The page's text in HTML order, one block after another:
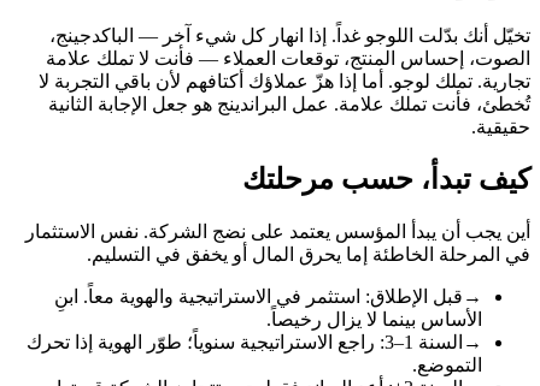
تخيّل أنك بدّلت اللوجو غداً. إذا انهار كل شيء آخر — الباكدجينج،
الصوت، إحساس المنتج، توقعات العملاء — فأنت لا تملك علامة
تجارية. تملك لوجو. أما إذا هزّ عملاؤك أكتافهم لأن باقي التجربة لا
تُخطئ، فأنت تملك علامة. عمل البراندينج هو جعل الإجابة الثانية
حقيقية.
كيف تبدأ، حسب مرحلتك
أين يجب أن يبدأ المؤسس يعتمد على نضج الشركة. نفس الاستثمار
في المرحلة الخاطئة إما يحرق المال أو يخفق في التسليم.
→ قبل الإطلاق: استثمر في الاستراتيجية والهوية معاً. ابنِ
الأساس بينما لا يزال رخيصاً.
→
السنة 1–3: راجع الاستراتيجية سنوياً؛ طوّر الهوية إذا تحرك
التموضع.